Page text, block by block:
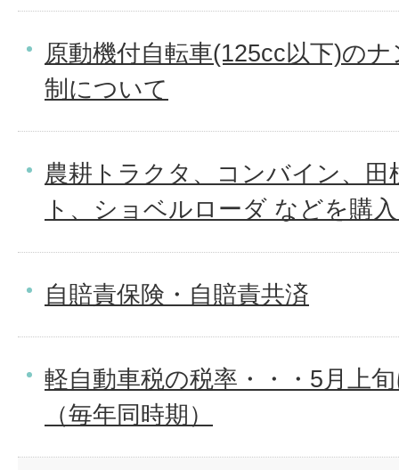
原動機付自転車(125cc以下)の
制について
農耕トラクタ、コンバイン、
ト、ショベルローダ などを購
自賠責保険・自賠責共済
軽自動車税の税率・・・5月上
（毎年同時期）